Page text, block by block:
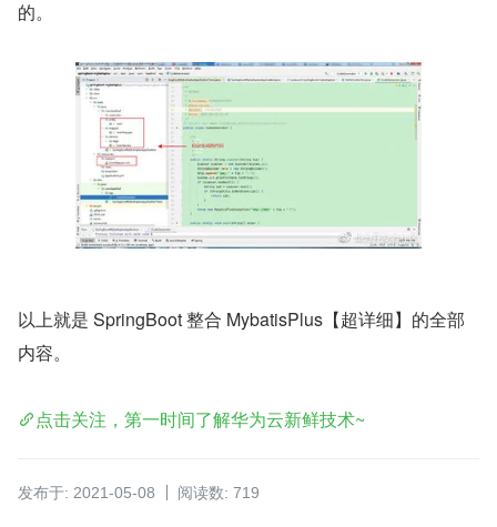
的。
​以上就是 SpringBoot 整合 MybatisPlus【超详细】的全部
内容。
点击关注，第一时间了解华为云新鲜技术~
发布于: 2021-05-08 阅读数: 719